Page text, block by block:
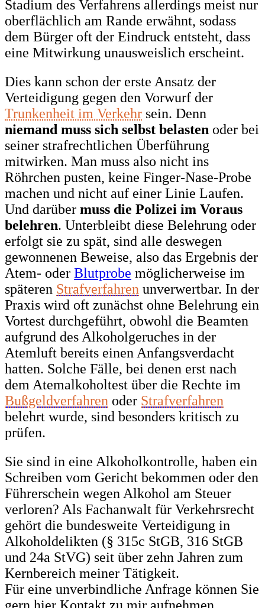
Stadium des Verfahrens allerdings meist nur
oberflächlich am Rande erwähnt, sodass
dem Bürger oft der Eindruck entsteht, dass
eine Mitwirkung unausweislich erscheint.
Dies kann schon der erste Ansatz der
Verteidigung gegen den Vorwurf der
Trunkenheit im Verkehr sein. Denn
niemand muss sich selbst belasten oder bei
seiner strafrechtlichen Überführung
mitwirken. Man muss also nicht ins
Röhrchen pusten, keine Finger-Nase-Probe
machen und nicht auf einer Linie Laufen.
Und darüber muss die Polizei im Voraus
belehren. Unterbleibt diese Belehrung oder
erfolgt sie zu spät, sind alle deswegen
gewonnenen Beweise, also das Ergebnis der
Atem- oder Blutprobe möglicherweise im
späteren Strafverfahren unverwertbar. In der
Praxis wird oft zunächst ohne Belehrung ein
Vortest durchgeführt, obwohl die Beamten
aufgrund des Alkoholgeruches in der
Atemluft bereits einen Anfangsverdacht
hatten. Solche Fälle, bei denen erst nach
dem Atemalkoholtest über die Rechte im
Bußgeldverfahren oder Strafverfahren
belehrt wurde, sind besonders kritisch zu
prüfen.
Sie sind in eine Alkoholkontrolle, haben ein
Schreiben vom Gericht bekommen oder den
Führerschein wegen Alkohol am Steuer
verloren? Als Fachanwalt für Verkehrsrecht
gehört die bundesweite Verteidigung in
Alkoholdelikten (§ 315c StGB, 316 StGB
und 24a StVG) seit über zehn Jahren zum
Kernbereich meiner Tätigkeit.
Für eine unverbindliche Anfrage können Sie
gern hier Kontakt zu mir aufnehmen.